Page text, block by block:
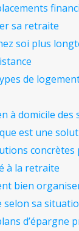
sa retraite
soi plus
de
à domicile des
est une
à la retraite
bien
selon sa
d’épargne